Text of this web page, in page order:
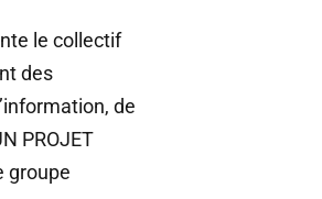
le collectif
des
de
PROJET
groupe